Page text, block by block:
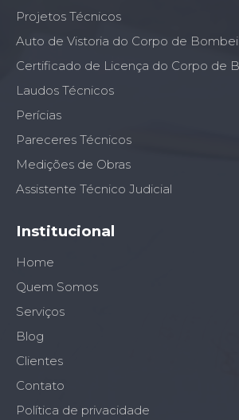
Projetos Técnicos
Auto de Vistoria do Corpo de
Certificado de Licença do Corpo de
Laudos Técnicos
Perícias
Pareceres Técnicos
Medições de Obras
Assistente Técnico Judicial
Institucional
Home
Quem Somos
Serviços
Blog
Clientes
Contato
Política de privacidade